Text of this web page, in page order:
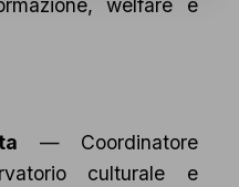
welfare e
— Coordinatore
culturale e